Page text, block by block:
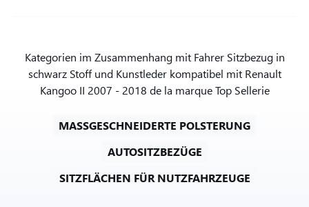
Kategorien im Zusammenhang mit Fahrer Sitzbezug in
schwarz Stoff und Kunstleder kompatibel mit Renault
Kangoo II 2007 - 2018 de la marque Top Sellerie
MASSGESCHNEIDERTE POLSTERUNG
AUTOSITZBEZÜGE
SITZFLÄCHEN FÜR NUTZFAHRZEUGE